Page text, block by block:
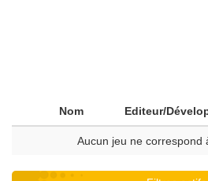
Nom Editeur/
Aucun jeu ne correspond